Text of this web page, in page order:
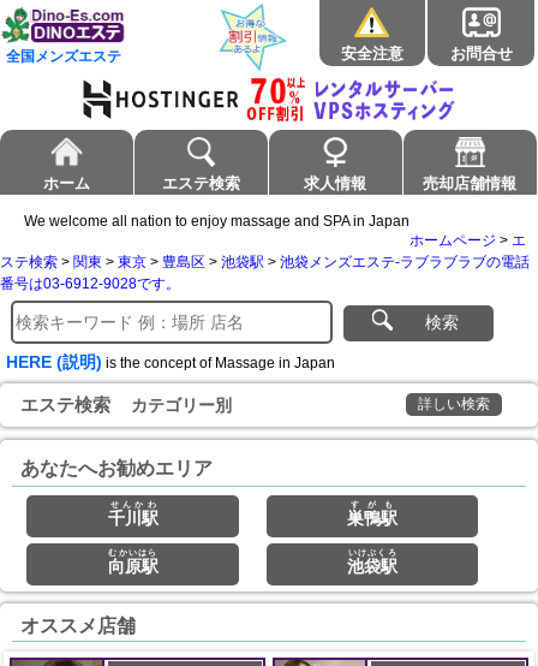
全国メンズエステ 安全注意 お問合せ
ホーム エステ検索 求人情報 売却店舗情報
We welcome all nation to enjoy massage and SPA in Japan
ホームページ > エ
ステ検索 > 関東 > 東京 > 豊島区 > 池袋駅 > 池袋メンズエステ-ラブラブラブの電話
番号は03-6912-9028です。
検索
HERE (説明) is the concept of Massage in Japan
エステ検索 カテゴリー別 詳しい検索
あなたへお勧めエリア
千川駅
せんかわ
巣鴨駅
すがも
向原駅
むかいはら
池袋駅
いけぶくろ
オススメ店舗